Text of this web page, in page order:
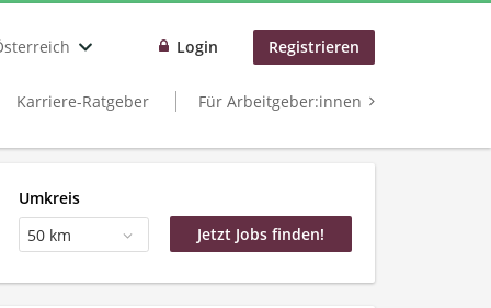
Login Registrieren
Karriere-Ratgeber Für Arbeitgeber:innen
Umkreis
50 km